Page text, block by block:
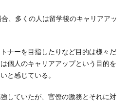
、多くの人は留学後のキャリアアッ
ナーを目指したりなど目的は様々だ
個人のキャリアアップという目的を
と感じている。
していたが、官僚の激務とそれに対